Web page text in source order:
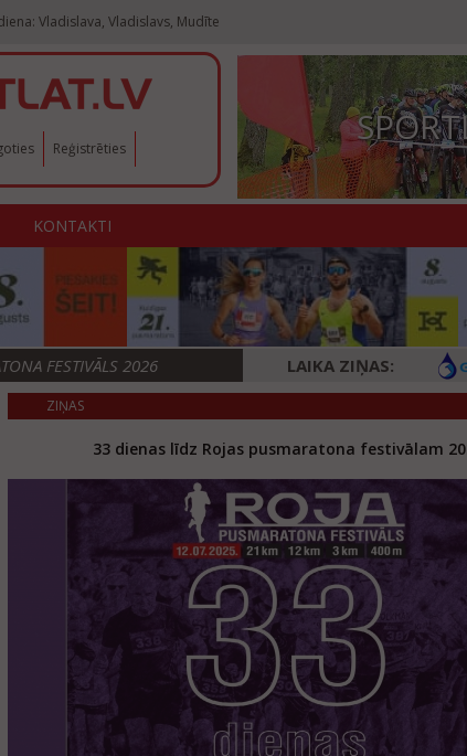
Vladislava, Vladislavs, Mudīte
Reģistrēties
KONTAKTI
FESTIVĀLS 2026 LAIKA ZIŅAS:
ZIŅAS
33 dienas līdz Rojas pusmaratona festivālam